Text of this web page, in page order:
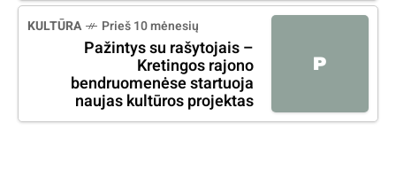
P
KULTŪRA Prieš 10 mėnesių
Pažintys su rašytojais –
Kretingos rajono
bendruomenėse startuoja
naujas kultūros projektas